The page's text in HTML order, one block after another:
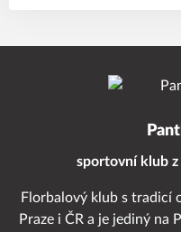
sportovní klub z
Florbalový klub s tradicí
Praze i ČR a je jediný na